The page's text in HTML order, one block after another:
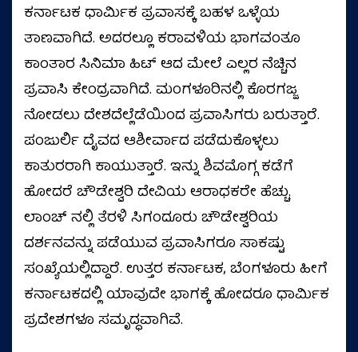
ಕರ್ನಾಟಕ ಧಾರ್ಮಿಕ ಪ್ರವಾಸಕ್ಕೆ ಬಹಳ ಒಳ್ಳೆಯ
ತಾಣವಾಗಿದೆ. ಅದರಲ್ಲೂ ಕರಾವಳಿಯ ಭಾಗವಂತೂ
ಕಾಂತಾರ ಸಿನಿಮಾ ಹಿಟ್‌ ಆದ ಮೇಲೆ ಎಲ್ಲರ ನೆಚ್ಚಿನ
ಪ್ರವಾಸಿ ಕೇಂದ್ರವಾಗಿದೆ. ಮಂಗಳೂರಿನಲ್ಲಿ ಕೊರಗಜ್ಜ
ನೋಡಲು ದೇಶದೆಲ್ಲೆಡೆಯಿಂದ ಪ್ರವಾಸಿಗರು ಬರುತ್ತಾರೆ.
ಪಂಜುರ್ಲಿ ದೈವದ ಆಶೀರ್ವಾದ ಪಡೆದುಕೊಳ್ಳಲು
ಕಾತುರರಾಗಿ ಕಾಯುತ್ತಾರೆ. ಇನ್ನು ಶಿವಮೊಗ್ಗ ಕಡೆಗೆ
ಹೋದರೆ ಚೌಡೇಶ್ವರಿ ದೇವಿಯ ಆರಾಧಕರೇ ಹೆಚ್ಚು.
ಲಾಂಚ್ ನಲ್ಲಿ ತೆರಳಿ ಸಿಗಂದೂರು ಚೌಡೇಶ್ವರಿಯ
ದರ್ಶನವನ್ನು ಪಡೆಯುವ ಪ್ರವಾಸಿಗರೂ ಸಾಕಷ್ಟು
ಸಂಖ್ಯೆಯಲ್ಲಿದ್ದಾರೆ. ಉತ್ತರ ಕರ್ನಾಟಕ, ಬೆಂಗಳೂರು ಹೀಗೆ
ಕರ್ನಾಟಕದಲ್ಲಿ ಯಾವುದೇ ಭಾಗಕ್ಕೆ ಹೋದರೂ ಧಾರ್ಮಿಕ
ಪ್ರದೇಶಗಳೂ ಸಮೃದ್ಧವಾಗಿವೆ.